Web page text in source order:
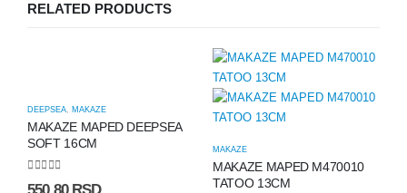
RELATED PRODUCTS
DEEPSEA MAKAZE
MAKAZE MAPED DEEPSEA
SOFT 16CM
0out of 5
MAKAZE
MAKAZE MAPED M470010
TATOO 13CM